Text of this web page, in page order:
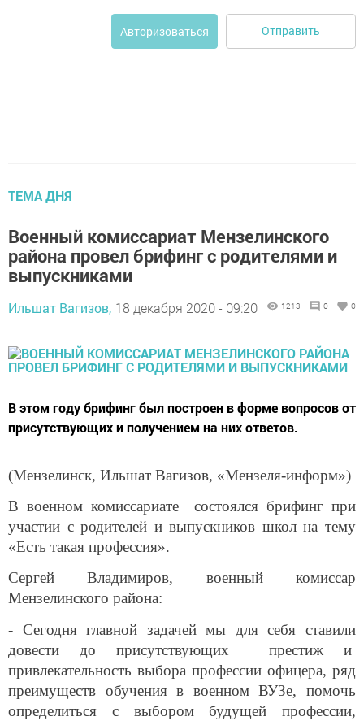
Авторизоваться Отправить
ТЕМА ДНЯ
Военный комиссариат Мензелинского
района провел брифинг с родителями и
выпускниками
Ильшат Вагизов, 18 декабря 2020 - 09:20 1213 0 0
В этом году брифинг был построен в форме вопросов от
присутствующих и получением на них ответов.
(Мензелинск, Ильшат Вагизов, «Мензеля-информ»)
В военном комиссариате состоялся брифинг при
участии с родителей и выпускников школ на тему
«Есть такая профессия».
Сергей Владимиров, военный комиссар
Мензелинского района:
- Сегодня главной задачей мы для себя ставили
довести до присутствующих престиж и
привлекательность выбора профессии офицера, ряд
преимуществ обучения в военном ВУЗе, помочь
определиться с выбором будущей профессии,